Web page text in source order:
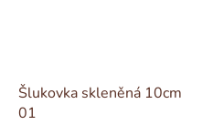
Šlukovka skleněná 10cm
01